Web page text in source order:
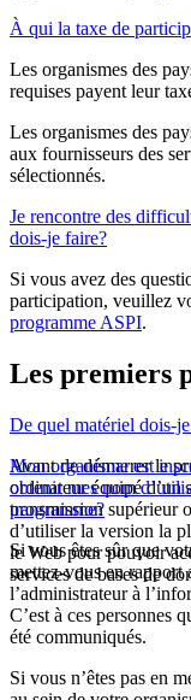
À qui la taxe de
Les organismes des
requises payent leur
Les organismes des
aux fournisseurs des
sélectionnés.
Je rencontre des
dois-je faire?
Si vous avez des
participation, veuillez
programme ASPI.
Les premiers
De quel matériel dois-
Avant de démarrer le
ordinateur équipé d’un
transmission supérieur
d’utiliser la version la
le Web pour pouvoir
services de bases de
Mon organisme est
obtenir mes nom
programme?
Si vous êtes sûr que
mettez-vous en rapport
l’administrateur à
C’est à ces personnes
été communiqués.
Si vous n’êtes pas en